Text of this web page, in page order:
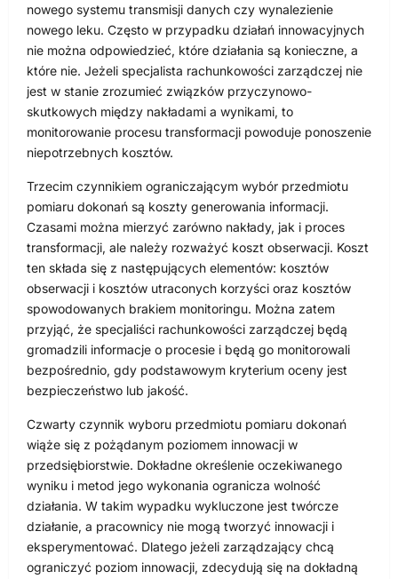
nowego systemu transmisji danych czy wynalezienie
nowego leku. Często w przypadku działań innowacyjnych
nie można odpowiedzieć, które działania są konieczne, a
które nie. Jeżeli specjalista rachunkowości zarządczej nie
jest w stanie zrozumieć związków przyczynowo-
skutkowych między nakładami a wynikami, to
monitorowanie procesu transformacji powoduje ponoszenie
niepotrzebnych kosztów.
Trzecim czynnikiem ograniczającym wybór przedmiotu
pomiaru dokonań są koszty generowania informacji.
Czasami można mierzyć zarówno nakłady, jak i proces
transformacji, ale należy rozważyć koszt obserwacji. Koszt
ten składa się z następujących elementów: kosztów
obserwacji i kosztów utraconych korzyści oraz kosztów
spowodowanych brakiem monitoringu. Można zatem
przyjąć, że specjaliści rachunkowości zarządczej będą
gromadzili informacje o procesie i będą go monitorowali
bezpośrednio, gdy podstawowym kryterium oceny jest
bezpieczeństwo lub jakość.
Czwarty czynnik wyboru przedmiotu pomiaru dokonań
wiąże się z pożądanym poziomem innowacji w
przedsiębiorstwie. Dokładne określenie oczekiwanego
wyniku i metod jego wykonania ogranicza wolność
działania. W takim wypadku wykluczone jest twórcze
działanie, a pracownicy nie mogą tworzyć innowacji i
eksperymentować. Dlatego jeżeli zarządzający chcą
ograniczyć poziom innowacji, zdecydują się na dokładną